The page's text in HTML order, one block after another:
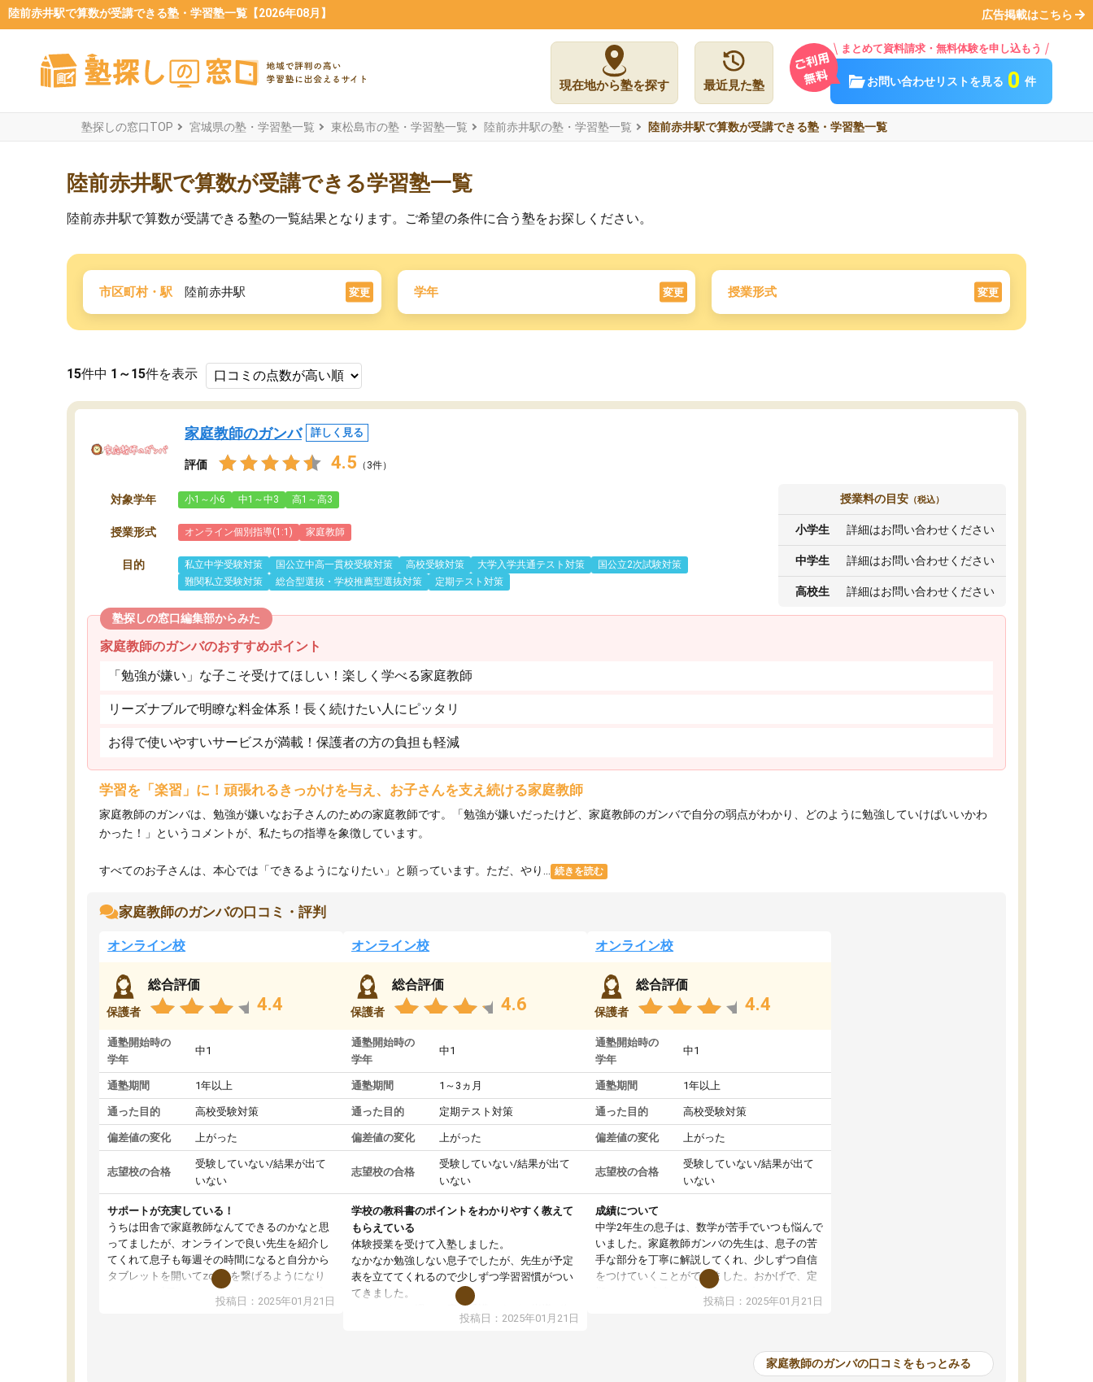
陸前赤井駅で算数が受講できる塾・学習塾一覧【2026年08月】 広告掲載はこちら
現在地から塾を探す 最近見た塾
まとめて資料請求・無料体験を申し込もう
お問い合わせリストを見る 0 件
塾探しの窓口TOP 宮城県の塾・学習塾一覧 東松島市の塾・学習塾一覧 陸前赤井駅の塾・学習塾一覧 陸前赤井駅で算数が受講できる塾・学習塾一覧
陸前赤井駅で算数が受講できる学習塾一覧
陸前赤井駅で算数が受講できる塾の一覧結果となります。ご希望の条件に合う塾をお探しください。
市区町村・駅 陸前赤井駅 変更 学年 変更 授業形式 変更
15件中 1～15件を表示
家庭教師のガンバ 詳しく見る
評価 4.5 （3件）
対象学年 小1～小6 中1～中3 高1～高3
授業形式 オンライン個別指導(1:1) 家庭教師
目的 私立中学受験対策 国公立中高一貫校受験対策 高校受験対策 大学入学共通テスト対策
国公立2次試験対策
難関私立受験対策
総合型選抜・学校推薦型選抜対策 定期テスト対策
授業料の目安 （税込）
小学生 詳細はお問い合わせください
中学生 詳細はお問い合わせください
高校生 詳細はお問い合わせください
塾探しの窓口編集部からみた
家庭教師のガンバのおすすめポイント
「勉強が嫌い」な子こそ受けてほしい！楽しく学べる家庭教師
リーズナブルで明瞭な料金体系！長く続けたい人にピッタリ
お得で使いやすいサービスが満載！保護者の方の負担も軽減
学習を「楽習」に！頑張れるきっかけを与え、お子さんを支え続ける家庭教師
家庭教師のガンバは、勉強が嫌いなお子さんのための家庭教師です。「勉強が嫌いだったけど、家庭教師のガンバで自分の弱点がわかり、どのように勉強していけばいいかわ
かった！」というコメントが、私たちの指導を象徴しています。
すべてのお子さんは、本心では「できるようになりたい」と願っています。ただ、やり... 続きを読む
家庭教師のガンバの口コミ・評判
オンライン校
保護者
総合評価
4.4
通塾開始時の
学年
中1
通塾期間 1年以上
通った目的 高校受験対策
偏差値の変化 上がった
志望校の合格
受験していない/結果が出て
いない
サポートが充実している！
うちは田舎で家庭教師なんてできるのかなと思
ってましたが、オンラインで良い先生を紹介し
てくれて息子も毎週その時間になると自分から
タブレットを開いてzoomを繋げるようになり
ました！5科目なんでもOKなのもとても気に入
投稿日：2025年01月21日
オンライン校
保護者
総合評価
4.6
通塾開始時の
学年
中1
通塾期間 1～3ヵ月
通った目的 定期テスト対策
偏差値の変化 上がった
志望校の合格
受験していない/結果が出て
いない
学校の教科書のポイントをわかりやすく教えて
もらえている
体験授業を受けて入塾しました。
なかなか勉強しない息子でしたが、先生が予定
表を立ててくれるので少しずつ学習習慣がつい
てきました。
オンラインで週に一度の受講ですが、指導が無
い日も予定表に基づいて勉強したり、LINEでわ
投稿日：2025年01月21日
オンライン校
保護者
総合評価
4.4
通塾開始時の
学年
中1
通塾期間 1年以上
通った目的 高校受験対策
偏差値の変化 上がった
志望校の合格
受験していない/結果が出て
いない
成績について
中学2年生の息子は、数学が苦手でいつも悩んで
いました。家庭教師ガンバの先生は、息子の苦
手な部分を丁寧に解説してくれ、少しずつ自信
をつけていくことができました。おかげで、定
期テストの成績が10点以上アップし、本人もと
投稿日：2025年01月21日
家庭教師のガンバの口コミをもっとみる